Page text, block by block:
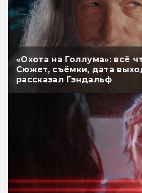
«Охота на Голлума»: всё
Сюжет, съёмки, дата
рассказал Гэндальф